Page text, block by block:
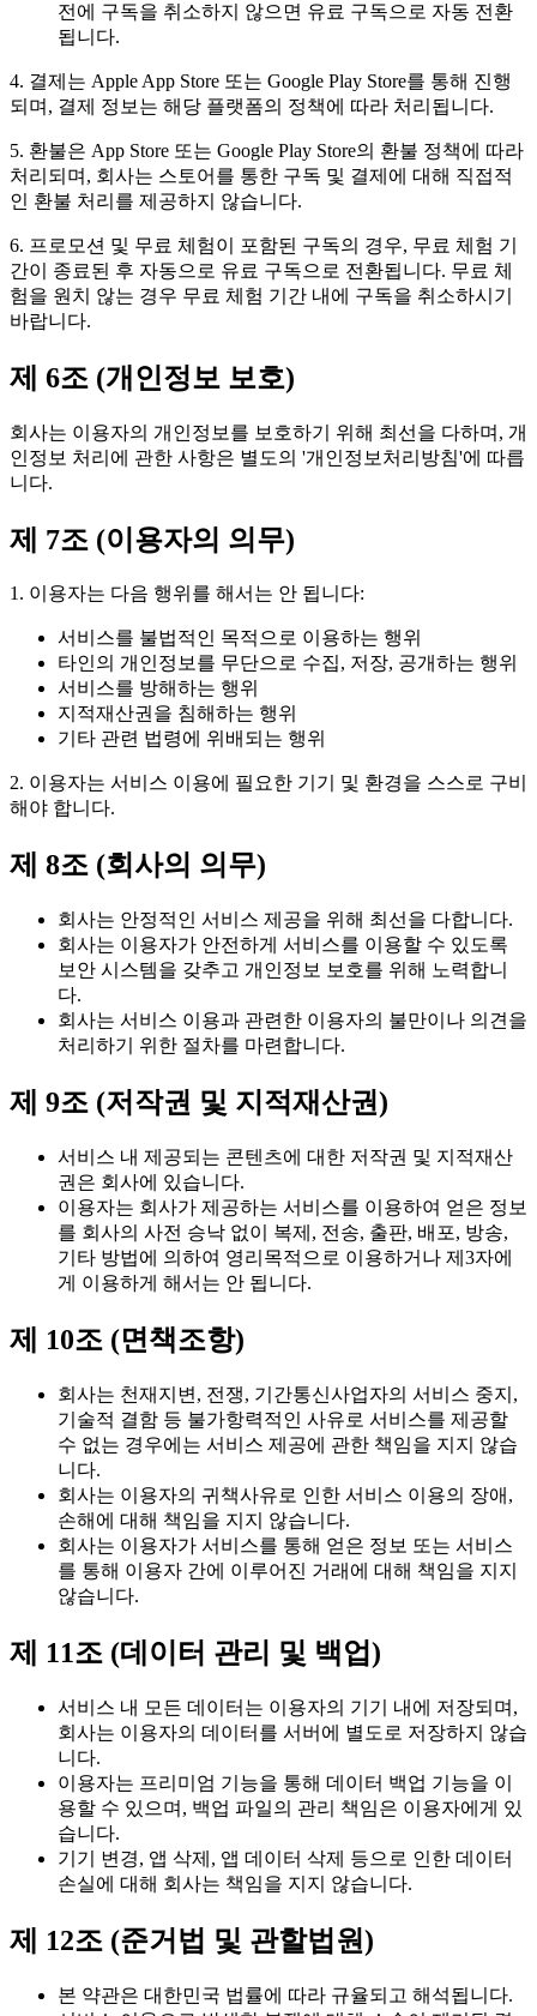
전에 구독을 취소하지 않으면 유료 구독으로 자동 전환
됩니다.
4. 결제는 Apple App Store 또는 Google Play Store를 통해 진행
되며, 결제 정보는 해당 플랫폼의 정책에 따라 처리됩니다.
5. 환불은 App Store 또는 Google Play Store의 환불 정책에 따라
처리되며, 회사는 스토어를 통한 구독 및 결제에 대해 직접적
인 환불 처리를 제공하지 않습니다.
6. 프로모션 및 무료 체험이 포함된 구독의 경우, 무료 체험 기
간이 종료된 후 자동으로 유료 구독으로 전환됩니다. 무료 체
험을 원치 않는 경우 무료 체험 기간 내에 구독을 취소하시기
바랍니다.
제 6조 (개인정보 보호)
회사는 이용자의 개인정보를 보호하기 위해 최선을 다하며, 개
인정보 처리에 관한 사항은 별도의 '개인정보처리방침'에 따릅
니다.
제 7조 (이용자의 의무)
1. 이용자는 다음 행위를 해서는 안 됩니다:
서비스를 불법적인 목적으로 이용하는 행위
타인의 개인정보를 무단으로 수집, 저장, 공개하는 행위
서비스를 방해하는 행위
지적재산권을 침해하는 행위
기타 관련 법령에 위배되는 행위
2. 이용자는 서비스 이용에 필요한 기기 및 환경을 스스로 구비
해야 합니다.
제 8조 (회사의 의무)
회사는 안정적인 서비스 제공을 위해 최선을 다합니다.
회사는 이용자가 안전하게 서비스를 이용할 수 있도록
보안 시스템을 갖추고 개인정보 보호를 위해 노력합니
다.
회사는 서비스 이용과 관련한 이용자의 불만이나 의견을
처리하기 위한 절차를 마련합니다.
제 9조 (저작권 및 지적재산권)
서비스 내 제공되는 콘텐츠에 대한 저작권 및 지적재산
권은 회사에 있습니다.
이용자는 회사가 제공하는 서비스를 이용하여 얻은 정보
를 회사의 사전 승낙 없이 복제, 전송, 출판, 배포, 방송,
기타 방법에 의하여 영리목적으로 이용하거나 제3자에
게 이용하게 해서는 안 됩니다.
제 10조 (면책조항)
회사는 천재지변, 전쟁, 기간통신사업자의 서비스 중지,
기술적 결함 등 불가항력적인 사유로 서비스를 제공할
수 없는 경우에는 서비스 제공에 관한 책임을 지지 않습
니다.
회사는 이용자의 귀책사유로 인한 서비스 이용의 장애,
손해에 대해 책임을 지지 않습니다.
회사는 이용자가 서비스를 통해 얻은 정보 또는 서비스
를 통해 이용자 간에 이루어진 거래에 대해 책임을 지지
않습니다.
제 11조 (데이터 관리 및 백업)
서비스 내 모든 데이터는 이용자의 기기 내에 저장되며,
회사는 이용자의 데이터를 서버에 별도로 저장하지 않습
니다.
이용자는 프리미엄 기능을 통해 데이터 백업 기능을 이
용할 수 있으며, 백업 파일의 관리 책임은 이용자에게 있
습니다.
기기 변경, 앱 삭제, 앱 데이터 삭제 등으로 인한 데이터
손실에 대해 회사는 책임을 지지 않습니다.
제 12조 (준거법 및 관할법원)
본 약관은 대한민국 법률에 따라 규율되고 해석됩니다.